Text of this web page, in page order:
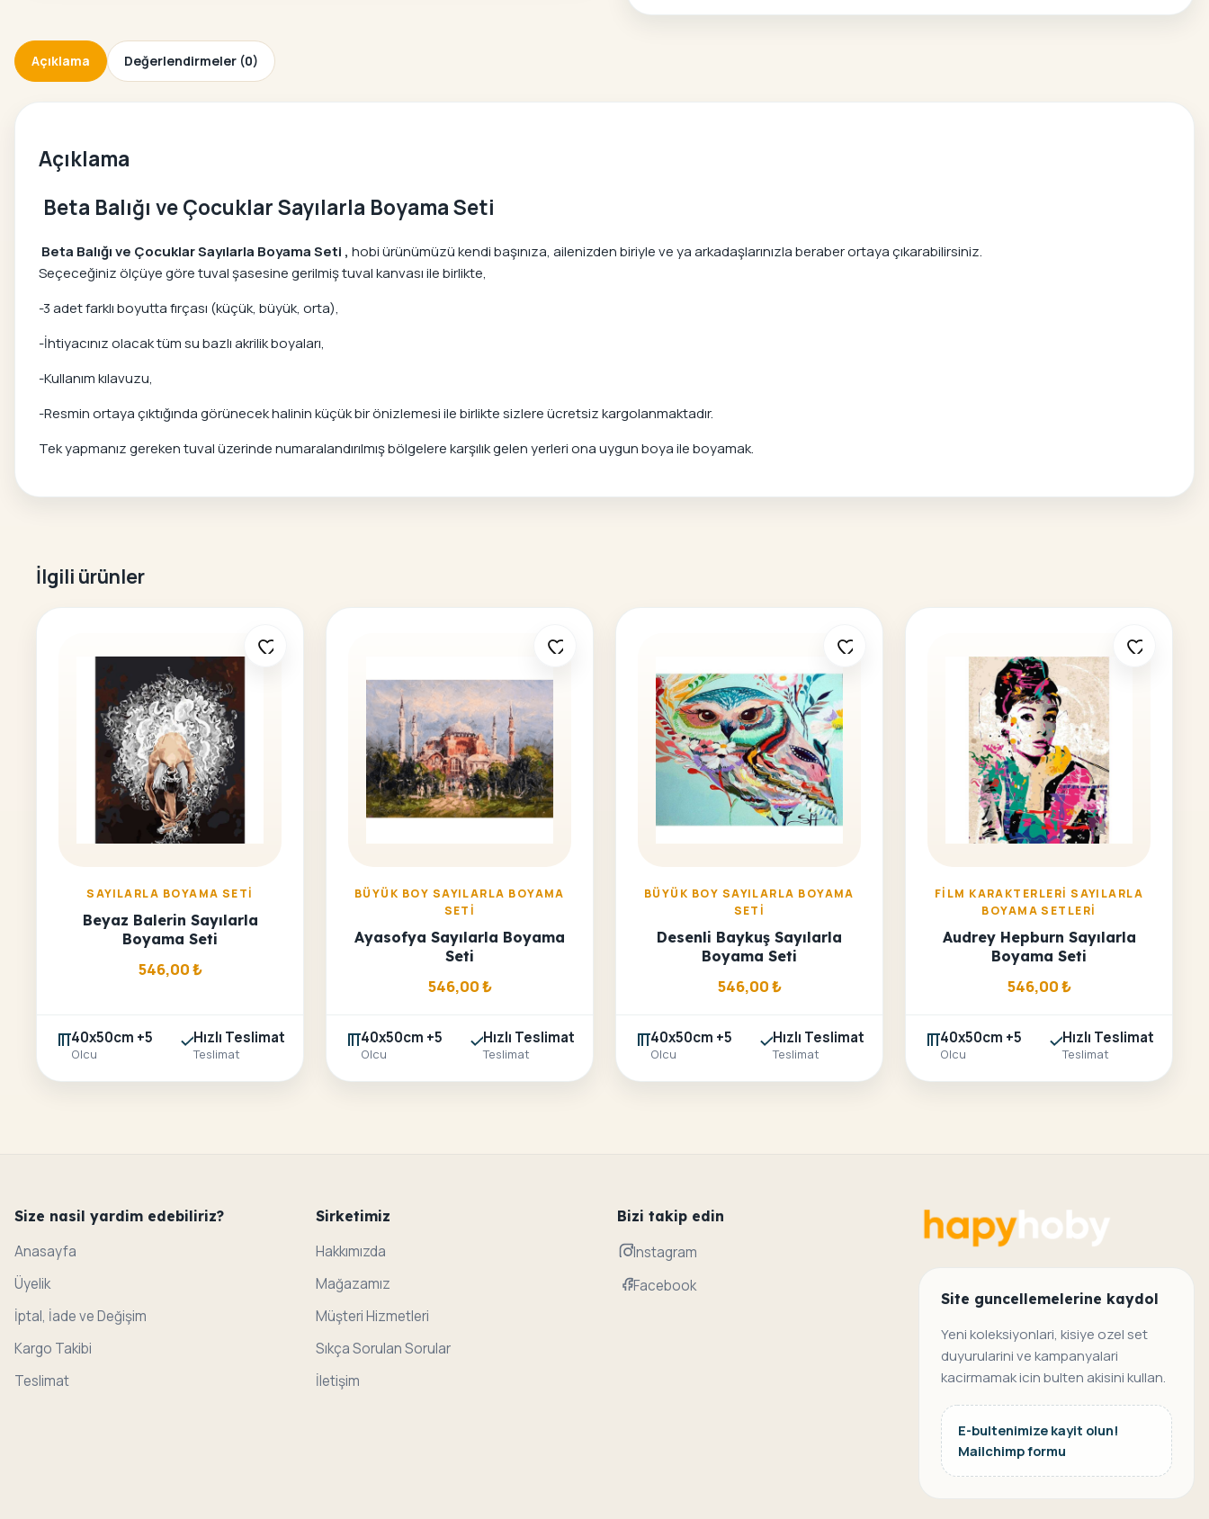
Açıklama Değerlendirmeler (0)
Açıklama
Beta Balığı ve Çocuklar Sayılarla Boyama Seti
Beta Balığı ve Çocuklar Sayılarla Boyama Seti , hobi ürünümüzü kendi başınıza, ailenizden biriyle ve ya arkadaşlarınızla beraber ortaya çıkarabilirsiniz.
Seçeceğiniz ölçüye göre tuval şasesine gerilmiş tuval kanvası ile birlikte,
-3 adet farklı boyutta fırçası (küçük, büyük, orta),
-İhtiyacınız olacak tüm su bazlı akrilik boyaları,
-Kullanım kılavuzu,
-Resmin ortaya çıktığında görünecek halinin küçük bir önizlemesi ile birlikte sizlere ücretsiz kargolanmaktadır.
Tek yapmanız gereken tuval üzerinde numaralandırılmış bölgelere karşılık gelen yerleri ona uygun boya ile boyamak.
İlgili ürünler
SAYILARLA BOYAMA SETI
Beyaz Balerin Sayılarla
Boyama Seti
546,00₺
40x50cm +5
Olcu
Hızlı Teslimat
Teslimat
BÜYÜK BOY SAYILARLA BOYAMA
SETI
Ayasofya Sayılarla Boyama
Seti
546,00₺
40x50cm +5
Olcu
Hızlı Teslimat
Teslimat
BÜYÜK BOY SAYILARLA BOYAMA
SETI
Desenli Baykuş Sayılarla
Boyama Seti
546,00₺
40x50cm +5
Olcu
Hızlı Teslimat
Teslimat
FILM KARAKTERLERI SAYILARLA
BOYAMA SETLERI
Audrey Hepburn Sayılarla
Boyama Seti
546,00₺
40x50cm +5
Olcu
Hızlı Teslimat
Teslimat
Size nasil yardim edebiliriz?
Anasayfa
Üyelik
İptal, İade ve Değişim
Kargo Takibi
Teslimat
Sirketimiz
Hakkımızda
Mağazamız
Müşteri Hizmetleri
Sıkça Sorulan Sorular
İletişim
Bizi takip edin
Instagram
Facebook
Site guncellemelerine kaydol
Yeni koleksiyonlari, kisiye ozel set
duyurularini ve kampanyalari
kacirmamak icin bulten akisini kullan.
E-bultenimize kayit olun!
Mailchimp formu